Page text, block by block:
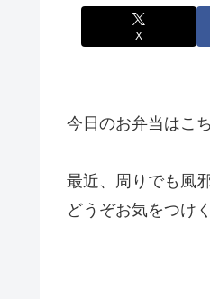
X
今日のお弁当はこち
最近、周りでも風
どうぞお気をつけ